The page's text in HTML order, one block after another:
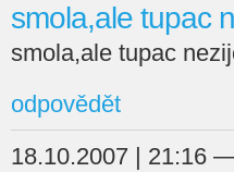
smola,ale tupac
smola,ale tupac
odpovědět
18.10.2007 | 21:16